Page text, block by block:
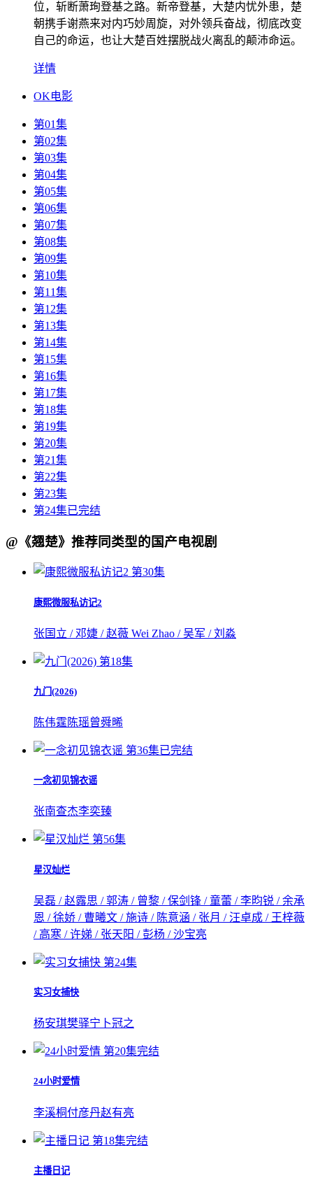
位，斩断萧珣登基之路。新帝登基，大楚内忧外患，楚
朝携手谢燕来对内巧妙周旋，对外领兵奋战，彻底改变
自己的命运，也让大楚百姓摆脱战火离乱的颠沛命运。
详情
OK电影
第01集
第02集
第03集
第04集
第05集
第06集
第07集
第08集
第09集
第10集
第11集
第12集
第13集
第14集
第15集
第16集
第17集
第18集
第19集
第20集
第21集
第22集
第23集
第24集已完结
@《翘楚》推荐同类型的国产电视剧
第30集
康熙微服私访记2
张国立 / 邓婕 / 赵薇 Wei Zhao / 吴军 / 刘淼
第18集
九门(2026)
陈伟霆 陈瑶曾舜晞
第36集已完结
一念初见锦衣谣
张南查杰李奕臻
第56集
星汉灿烂
吴磊 / 赵露思 / 郭涛 / 曾黎 / 保剑锋 / 童蕾 / 李昀锐 / 余承
恩 / 徐娇 / 曹曦文 / 施诗 / 陈意涵 / 张月 / 汪卓成 / 王梓薇
/ 高寒 / 许娣 / 张天阳 / 彭杨 / 沙宝亮
第24集
实习女捕快
杨安琪樊驿宁 卜冠之
第20集完结
24小时爱情
李溪桐付彦丹赵有亮
第18集完结
主播日记